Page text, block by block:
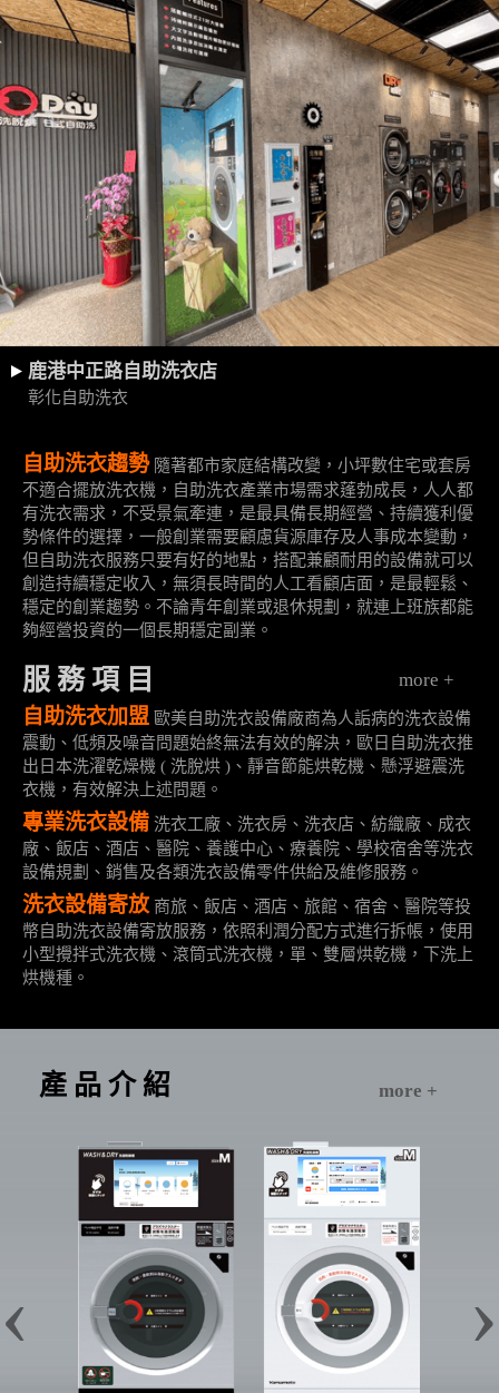
鹿港中正路自助洗衣店
彰化自助洗衣
自助洗衣趨勢隨著都市家庭結構改變，小坪數住宅或套房
不適合擺放洗衣機，自助洗衣產業市場需求蓬勃成長，人人都
有洗衣需求，不受景氣牽連，是最具備長期經營、持續獲利優
勢條件的選擇，一般創業需要顧慮貨源庫存及人事成本變動，
但自助洗衣服務只要有好的地點，搭配兼顧耐用的設備就可以
創造持續穩定收入，無須長時間的人工看顧店面，是最輕鬆、
穩定的創業趨勢。不論青年創業或退休規劃，就連上班族都能
夠經營投資的一個長期穩定副業。
服 務 項 目 more +
自助洗衣加盟 歐美自助洗衣設備廠商為人詬病的洗衣設備
震動、低頻及噪音問題始終無法有效的解決，歐日自助洗衣推
出日本洗濯乾燥機 ( 洗脫烘 )、靜音節能烘乾機、懸浮避震洗
衣機，有效解決上述問題。
專業洗衣設備 洗衣工廠、洗衣房、洗衣店、紡織廠、成衣
廠、飯店、酒店、醫院、養護中心、療養院、學校宿舍等洗衣
設備規劃、銷售及各類洗衣設備零件供給及維修服務。
洗衣設備寄放 商旅、飯店、酒店、旅館、宿舍、醫院等投
幣自助洗衣設備寄放服務，依照利潤分配方式進行拆帳，使用
小型攪拌式洗衣機、滾筒式洗衣機，單、雙層烘乾機，下洗上
烘機種。
‹
產 品 介 紹 more +
›